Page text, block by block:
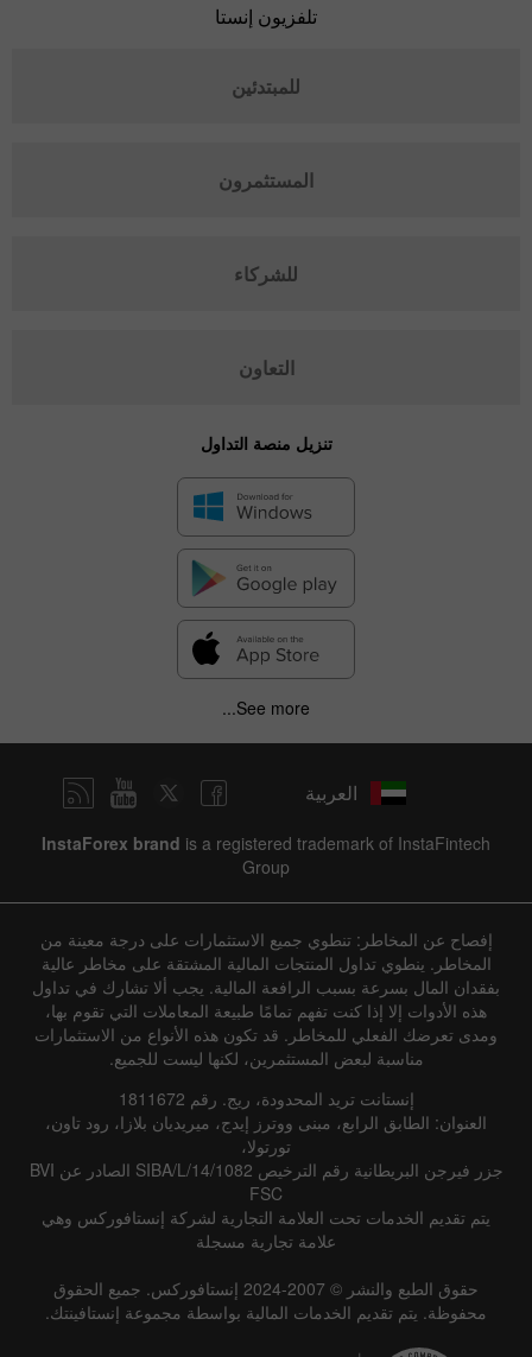
تلفزيون إنستا
للمبتدئين
المستثمرون
للشركاء
التعاون
تنزيل منصة التداول
See more...
العربية
InstaForex brand is a registered trademark of InstaFintech
Group
إفصاح عن المخاطر: تنطوي جميع الاستثمارات على درجة معينة من
المخاطر. ينطوي تداول المنتجات المالية المشتقة على مخاطر عالية
بفقدان المال بسرعة بسبب الرافعة المالية. يجب ألا تشارك في تداول
هذه الأدوات إلا إذا كنت تفهم تمامًا طبيعة المعاملات التي تقوم بها،
ومدى تعرضك الفعلي للمخاطر. قد تكون هذه الأنواع من الاستثمارات
مناسبة لبعض المستثمرين، لكنها ليست للجميع.
إنستانت تريد المحدودة، ريج. رقم 1811672
العنوان: الطابق الرابع، مبنى ووترز إيدج، ميريديان بلازا، رود تاون،
تورتولا،
جزر فيرجن البريطانية رقم الترخيص SIBA/L/14/1082 الصادر عن BVI
FSC
يتم تقديم الخدمات تحت العلامة التجارية لشركة إنستافوركس وهي
علامة تجارية مسجلة
حقوق الطبع والنشر © 2007-2024 إنستافوركس. جميع الحقوق
محفوظة. يتم تقديم الخدمات المالية بواسطة مجموعة إنستافينتك.